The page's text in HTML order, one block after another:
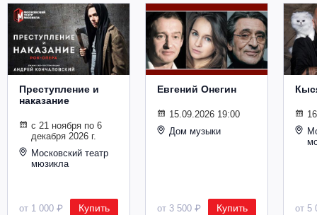
Металл
Преступление и
наказание
с 21 ноября по 6
декабря 2026 г.
Московский театр
мюзикла
от 1 000 ₽ Купить
Евгений Онегин
15.09.2026 19:00
Дом музыки
от 3 500 ₽ Купить от 5